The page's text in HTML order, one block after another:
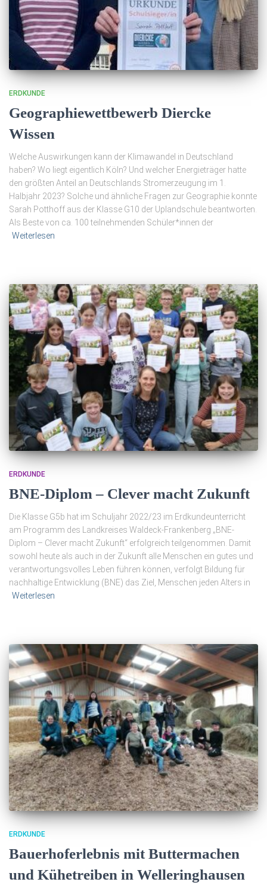
ERDKUNDE
Geographiewettbewerb Diercke
Wissen
Welche Auswirkungen kann der Klimawandel in Deutschland
haben? Wo liegt eigentlich Köln? Und welcher Energieträger hatte
den größten Anteil an Deutschlands Stromerzeugung im 1.
Halbjahr 2023? Solche und ähnliche Fragen zur Geographie konnte
Sarah Potthoff aus der Klasse G10 der Uplandschule beantworten.
Als Beste von ca. 100 teilnehmenden Schüler*innen der
Weiterlesen
ERDKUNDE
BNE-Diplom – Clever macht Zukunft
Die Klasse G5b hat im Schuljahr 2022/23 im Erdkundeunterricht
am Programm des Landkreises Waldeck-Frankenberg „BNE-
Diplom – Clever macht Zukunft“ erfolgreich teilgenommen. Damit
sowohl heute als auch in der Zukunft alle Menschen ein gutes und
verantwortungsvolles Leben führen können, verfolgt Bildung für
nachhaltige Entwicklung (BNE) das Ziel, Menschen jeden Alters in
Weiterlesen
ERDKUNDE
Bauerhoferlebnis mit Buttermachen
und Kühetreiben in Welleringhausen